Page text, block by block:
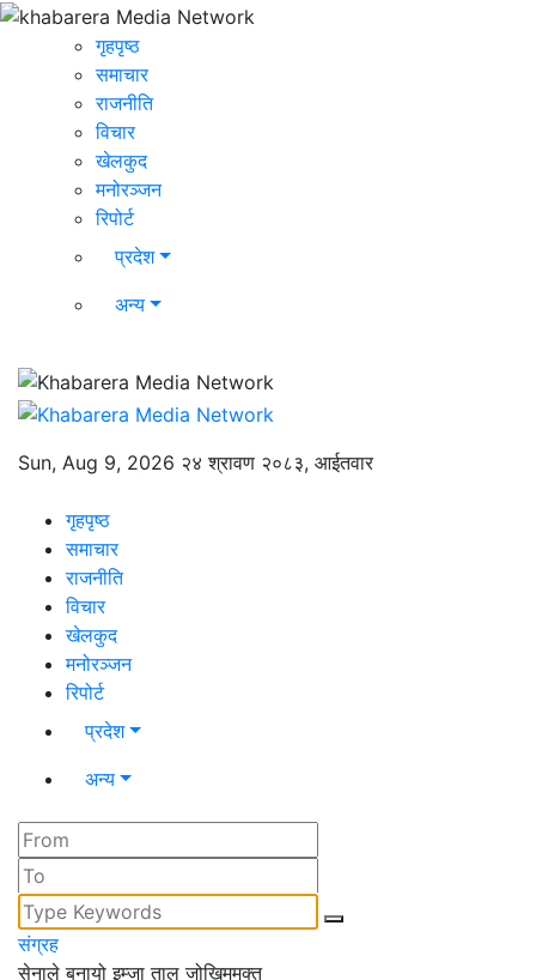
गृहपृष्ठ
समाचार
राजनीति
विचार
खेलकुद
मनोरञ्जन
रिपोर्ट
प्रदेश
अन्य
Sun, Aug 9, 2026 २४ श्रावण २०८३, आईतवार
गृहपृष्ठ
समाचार
राजनीति
विचार
खेलकुद
मनोरञ्जन
रिपोर्ट
प्रदेश
अन्य
संग्रह
सेनाले बनायो इम्जा ताल जोखिममुक्त